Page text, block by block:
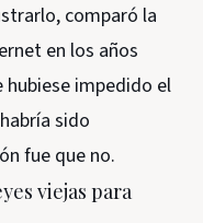
comparó la
en los años
hubiese impedido el
sido
fue que no.
viejas para